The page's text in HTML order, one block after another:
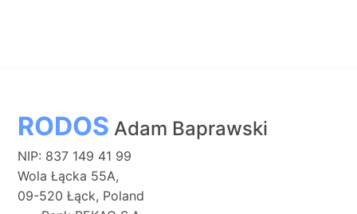
RODOS Adam Baprawski
NIP: 837 149 41 99
Wola Łącka 55A,
09-520 Łąck, Poland